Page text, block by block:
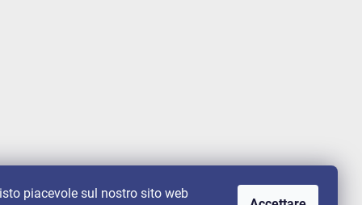
piacevole sul nostro sito web